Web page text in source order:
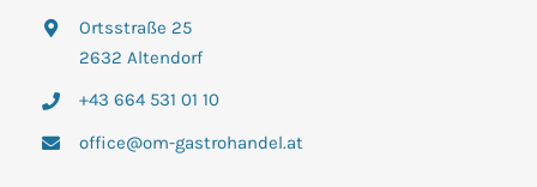
Ortsstraße 25
2632 Altendorf
+43 664 531 01 10
office@om-gastrohandel.at